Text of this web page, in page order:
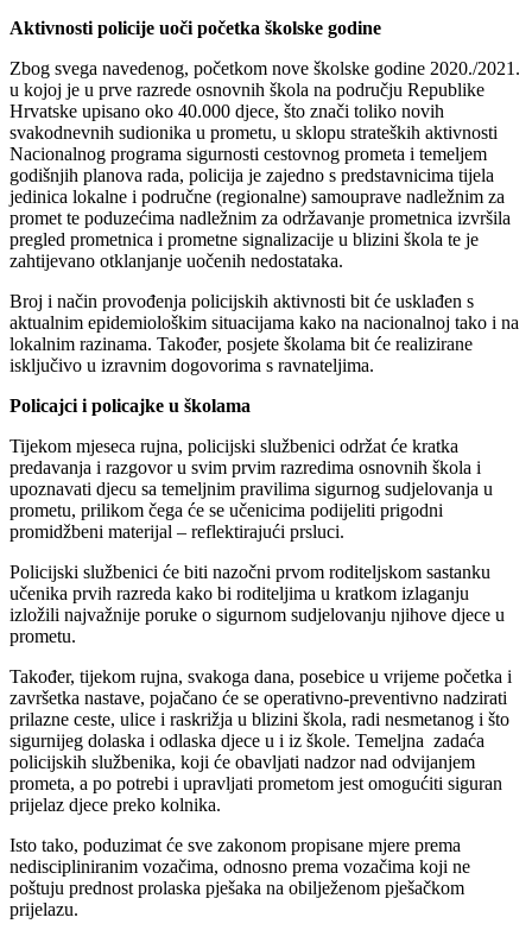
Aktivnosti policije uoči početka školske godine
Zbog svega navedenog, početkom nove školske godine 2020./2021.
u kojoj je u prve razrede osnovnih škola na području Republike
Hrvatske upisano oko 40.000 djece, što znači toliko novih
svakodnevnih sudionika u prometu, u sklopu strateških aktivnosti
Nacionalnog programa sigurnosti cestovnog prometa i temeljem
godišnjih planova rada, policija je zajedno s predstavnicima tijela
jedinica lokalne i područne (regionalne) samouprave nadležnim za
promet te poduzećima nadležnim za održavanje prometnica izvršila
pregled prometnica i prometne signalizacije u blizini škola te je
zahtijevano otklanjanje uočenih nedostataka.
Broj i način provođenja policijskih aktivnosti bit će usklađen s
aktualnim epidemiološkim situacijama kako na nacionalnoj tako i na
lokalnim razinama. Također, posjete školama bit će realizirane
isključivo u izravnim dogovorima s ravnateljima.
Policajci i policajke u školama
Tijekom mjeseca rujna, policijski službenici održat će kratka
predavanja i razgovor u svim prvim razredima osnovnih škola i
upoznavati djecu sa temeljnim pravilima sigurnog sudjelovanja u
prometu, prilikom čega će se učenicima podijeliti prigodni
promidžbeni materijal – reflektirajući prsluci.
Policijski službenici će biti nazočni prvom roditeljskom sastanku
učenika prvih razreda kako bi roditeljima u kratkom izlaganju
izložili najvažnije poruke o sigurnom sudjelovanju njihove djece u
prometu.
Također, tijekom rujna, svakoga dana, posebice u vrijeme početka i
završetka nastave, pojačano će se operativno-preventivno nadzirati
prilazne ceste, ulice i raskrižja u blizini škola, radi nesmetanog i što
sigurnijeg dolaska i odlaska djece u i iz škole. Temeljna zadaća
policijskih službenika, koji će obavljati nadzor nad odvijanjem
prometa, a po potrebi i upravljati prometom jest omogućiti siguran
prijelaz djece preko kolnika.
Isto tako, poduzimat će sve zakonom propisane mjere prema
nediscipliniranim vozačima, odnosno prema vozačima koji ne
poštuju prednost prolaska pješaka na obilježenom pješačkom
prijelazu.